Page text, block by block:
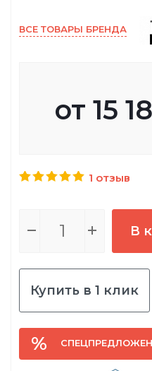
ВСЕ ТОВАРЫ БРЕНДА
от 15
1 отзыв
В
Купить в 1 клик